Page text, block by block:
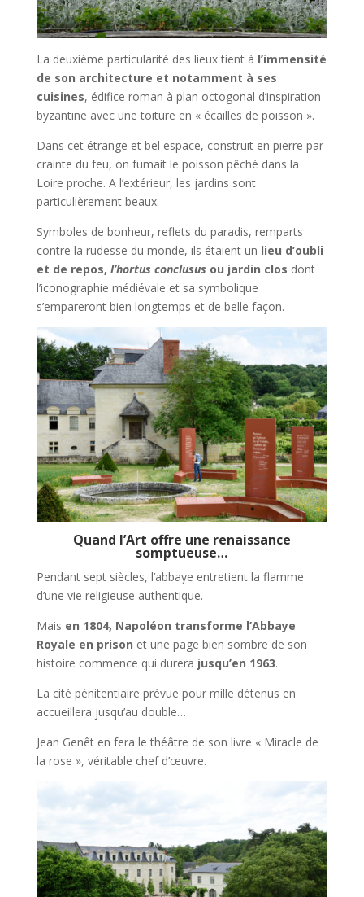
La deuxième particularité des lieux tient à l’immensité
de son architecture et notamment à ses
cuisines, édifice roman à plan octogonal d’inspiration
byzantine avec une toiture en « écailles de poisson ».
Dans cet étrange et bel espace, construit en pierre par
crainte du feu, on fumait le poisson pêché dans la
Loire proche. A l’extérieur, les jardins sont
particulièrement beaux.
Symboles de bonheur, reflets du paradis, remparts
contre la rudesse du monde, ils étaient un lieu d’oubli
et de repos, l’hortus conclusus ou jardin clos dont
l’iconographie médiévale et sa symbolique
s’empareront bien longtemps et de belle façon.
Quand l’Art offre une renaissance
somptueuse…
Pendant sept siècles, l’abbaye entretient la flamme
d’une vie religieuse authentique.
Mais en 1804, Napoléon transforme l’Abbaye
Royale en prison et une page bien sombre de son
histoire commence qui durera jusqu’en 1963.
La cité pénitentiaire prévue pour mille détenus en
accueillera jusqu’au double…
Jean Genêt en fera le théâtre de son livre « Miracle de
la rose », véritable chef d’œuvre.